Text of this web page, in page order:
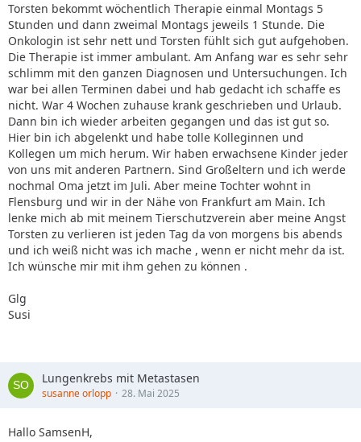
Torsten bekommt wöchentlich Therapie einmal Montags 5
Stunden und dann zweimal Montags jeweils 1 Stunde. Die
Onkologin ist sehr nett und Torsten fühlt sich gut aufgehoben.
Die Therapie ist immer ambulant. Am Anfang war es sehr sehr
schlimm mit den ganzen Diagnosen und Untersuchungen. Ich
war bei allen Terminen dabei und hab gedacht ich schaffe es
nicht. War 4 Wochen zuhause krank geschrieben und Urlaub.
Dann bin ich wieder arbeiten gegangen und das ist gut so.
Hier bin ich abgelenkt und habe tolle Kolleginnen und
Kollegen um mich herum. Wir haben erwachsene Kinder jeder
von uns mit anderen Partnern. Sind Großeltern und ich werde
nochmal Oma jetzt im Juli. Aber meine Tochter wohnt in
Flensburg und wir in der Nähe von Frankfurt am Main. Ich
lenke mich ab mit meinem Tierschutzverein aber meine Angst
Torsten zu verlieren ist jeden Tag da von morgens bis abends
und ich weiß nicht was ich mache , wenn er nicht mehr da ist.
Ich wünsche mir mit ihm gehen zu können .
Glg
Susi
Lungenkrebs mit Metastasen
susanne orlopp 28. Mai 2025
Hallo SamsenH,